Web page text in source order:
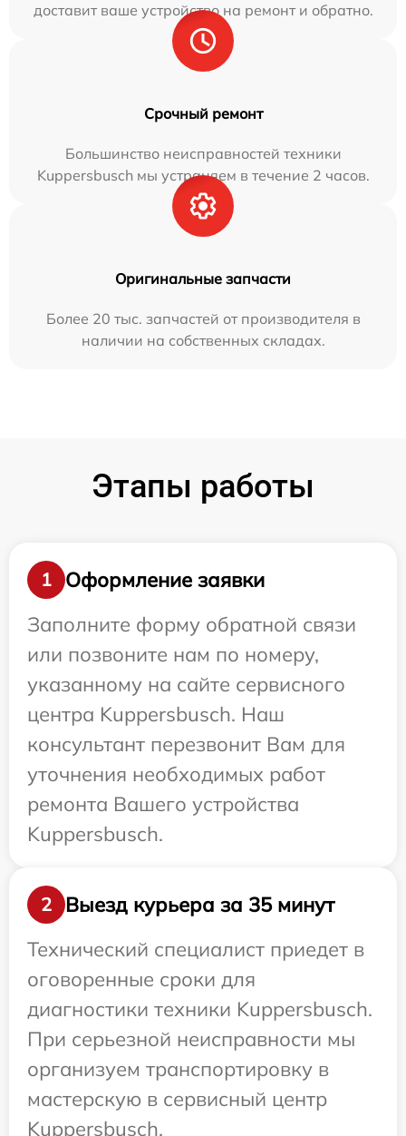
доставит ваше устройство на ремонт и обратно.
Срочный ремонт
Большинство неисправностей техники
Kuppersbusch мы устраняем в течение 2 часов.
Оригинальные запчасти
Более 20 тыс. запчастей от производителя в
наличии на собственных складах.
Этапы работы
1
Оформление заявки
Заполните форму обратной связи
или позвоните нам по номеру,
указанному на сайте сервисного
центра Kuppersbusch. Наш
консультант перезвонит Вам для
уточнения необходимых работ
ремонта Вашего устройства
Kuppersbusch.
2
Выезд курьера за 35 минут
Технический специалист приедет в
оговоренные сроки для
диагностики техники Kuppersbusch.
При серьезной неисправности мы
организуем транспортировку в
мастерскую в сервисный центр
Kuppersbusch.